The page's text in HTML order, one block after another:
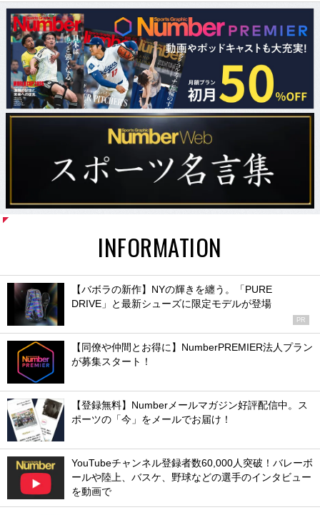
INFORMATION
【バボラの新作】NYの輝きを纏う。「PURE
DRIVE」と最新シューズに限定モデルが登場
PR
【同僚や仲間とお得に】NumberPREMIER法人プラン
が募集スタート！
【登録無料】Numberメールマガジン好評配信中。ス
ポーツの「今」をメールでお届け！
YouTubeチャンネル登録者数60,000人突破！バレーボ
ールや陸上、バスケ、野球などの選手のインタビュー
を動画で